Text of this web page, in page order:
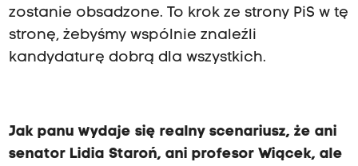
zostanie obsadzone. To krok ze strony PiS w tę
stronę, żebyśmy wspólnie znaleźli
kandydaturę dobrą dla wszystkich.
Jak panu wydaje się realny scenariusz, że ani
senator Lidia Staroń, ani profesor Wiącek, ale